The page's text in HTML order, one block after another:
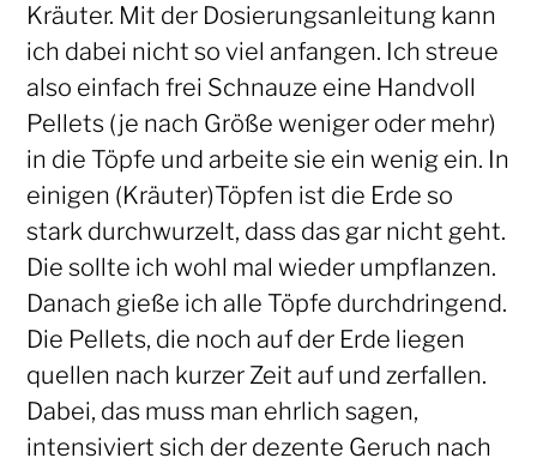
Kräuter. Mit der Dosierungsanleitung kann
ich dabei nicht so viel anfangen. Ich streue
also einfach frei Schnauze eine Handvoll
Pellets (je nach Größe weniger oder mehr)
in die Töpfe und arbeite sie ein wenig ein. In
einigen (Kräuter)Töpfen ist die Erde so
stark durchwurzelt, dass das gar nicht geht.
Die sollte ich wohl mal wieder umpflanzen.
Danach gieße ich alle Töpfe durchdringend.
Die Pellets, die noch auf der Erde liegen
quellen nach kurzer Zeit auf und zerfallen.
Dabei, das muss man ehrlich sagen,
intensiviert sich der dezente Geruch nach